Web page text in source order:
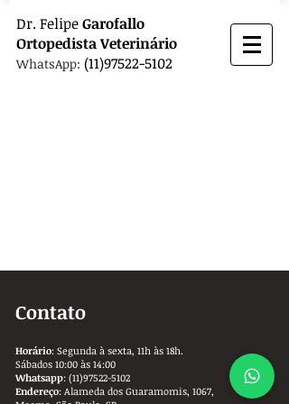
Dr. FelipeGarofallo
OrtopedistaVeterinário
WhatsApp: (11)97522-5102
Contato
Horário: Segunda à sexta, 11h às 18h.
Sábados 10:00 às 14:00
Whatsapp: (11)97522-5102
Endereço: Alameda dos Guaramomis, 1067,